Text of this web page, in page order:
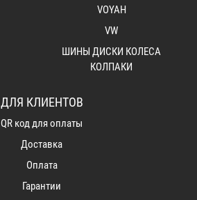
VOYAH
VW
ШИНЫ ДИСКИ КОЛЕСА
КОЛПАКИ
ДЛЯ КЛИЕНТОВ
QR код для оплаты
Доставка
Оплата
Гарантии